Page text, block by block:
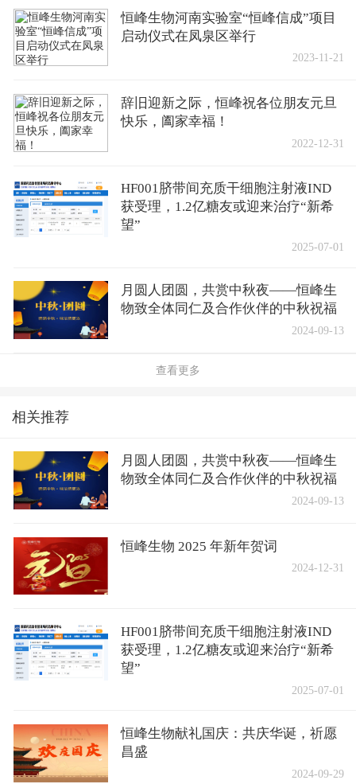
恒峰生物河南实验室“恒峰信成”项目
启动仪式在凤泉区举行
2023-11-21
辞旧迎新之际，恒峰祝各位朋友元旦
快乐，阖家幸福！
2022-12-31
HF001脐带间充质干细胞注射液IND
获受理，1.2亿糖友或迎来治疗“新希
望”
2025-07-01
月圆人团圆，共赏中秋夜——恒峰生
物致全体同仁及合作伙伴的中秋祝福
2024-09-13
查看更多
相关推荐
月圆人团圆，共赏中秋夜——恒峰生
物致全体同仁及合作伙伴的中秋祝福
2024-09-13
恒峰生物 2025 年新年贺词
2024-12-31
HF001脐带间充质干细胞注射液IND
获受理，1.2亿糖友或迎来治疗“新希
望”
2025-07-01
恒峰生物献礼国庆：共庆华诞，祈愿
昌盛
2024-09-29